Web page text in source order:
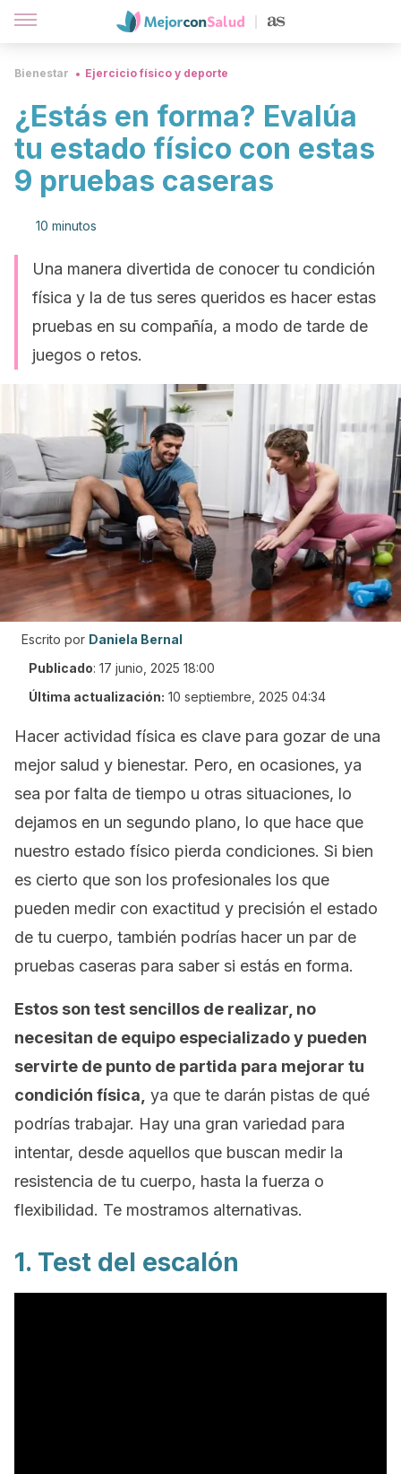
Bienestar Ejercicio físico y deporte
¿Estás en forma? Evalúa
tu estado físico con estas
9 pruebas caseras
10 minutos
Una manera divertida de conocer tu condición
física y la de tus seres queridos es hacer estas
pruebas en su compañía, a modo de tarde de
juegos o retos.
Escrito por Daniela Bernal
Publicado: 17 junio, 2025 18:00
Última actualización: 10 septiembre, 2025 04:34
Hacer actividad física es clave para gozar de una
mejor salud y bienestar. Pero, en ocasiones, ya
sea por falta de tiempo u otras situaciones, lo
dejamos en un segundo plano, lo que hace que
nuestro estado físico pierda condiciones. Si bien
es cierto que son los profesionales los que
pueden medir con exactitud y precisión el estado
de tu cuerpo, también podrías hacer un par de
pruebas caseras para saber si estás en forma.
Estos son test sencillos de realizar, no
necesitan de equipo especializado y pueden
servirte de punto de partida para mejorar tu
condición física, ya que te darán pistas de qué
podrías trabajar. Hay una gran variedad para
intentar, desde aquellos que buscan medir la
resistencia de tu cuerpo, hasta la fuerza o
flexibilidad. Te mostramos alternativas.
1. Test del escalón